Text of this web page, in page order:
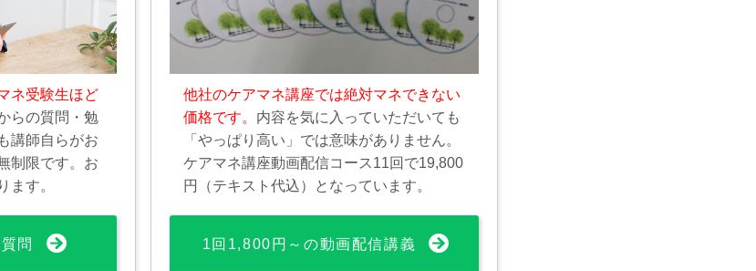
ネ受験生ほど
らの質問・勉
講師自らがお
制限です。お
ます。
問
他社のケアマネ講座では絶対マネできない
価格です。 内容を気に入っていただいても
「やっぱり高い」では意味がありません。
ケアマネ講座動画配信コース11回で19,800
円（テキスト代込）となっています。
1回1,800円～の動画配信講義